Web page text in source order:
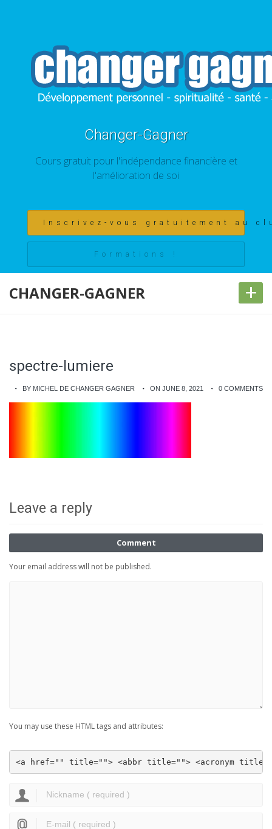
Changer-Gagner
Cours gratuit pour l'indépendance financière et
l'amélioration de soi
Inscrivez-vous gratuitement au
Formations !
CHANGER-GAGNER +
spectre-lumiere
BY MICHEL DE CHANGER GAGNER ON JUNE 8, 2021 0 COMMENTS
Leave a reply
Comment
Your email address will not be published.
You may use these HTML tags and attributes:
<a href="" title=""> <abbr title=""> <acronym